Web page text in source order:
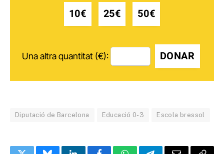
10€ 25€ 50€
Una altra quantitat (€): DONAR
Diputació de Barcelona Educació 0-3 Escola bressol